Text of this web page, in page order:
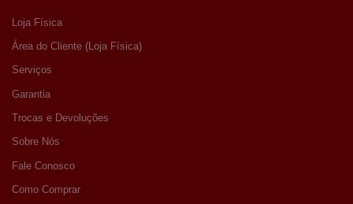
Loja Física
Área do Cliente (Loja Física)
Serviços
Garantia
Trocas e Devoluções
Sobre Nós
Fale Conosco
Como Comprar